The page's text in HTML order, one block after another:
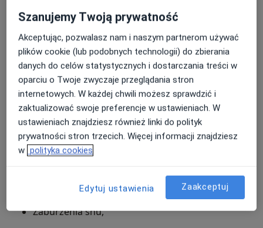
Napady paniki,
Zaburzenia obsesyjno-kompulsywne,
Zaburzenia związane ze stresem, stres,
PTSD – zespół stresu pourazowego,
Zaburzenia dysocjacyjne,
Zaburzenia odżywiania się,
Zaburzenia osobowości,
Zaburzenia snu,
Posiada uprawnienia do wystawiania
Recept,
Zwolnień lekarskich ZUS ZLA,
Zaświadczeń dotyczącychstanu zdrowia,
zwolnienia z zajeć np. w-fu, tokofobii –
wydłużenia czasu pisania matury.
Szanujemy Twoją prywatność
Akceptując, pozwalasz nam i naszym partnerom używać
plików cookie (lub podobnych technologii) do zbierania
danych do celów statystycznych i dostarczania treści w
oparciu o Twoje zwyczaje przeglądania stron
internetowych. W każdej chwili możesz sprawdzić i
zaktualizować swoje preferencje w ustawieniach. W
ustawieniach znajdziesz również linki do polityk
prywatności stron trzecich. Więcej informacji znajdziesz
w polityka cookies
Edytuj ustawienia Zaakceptuj